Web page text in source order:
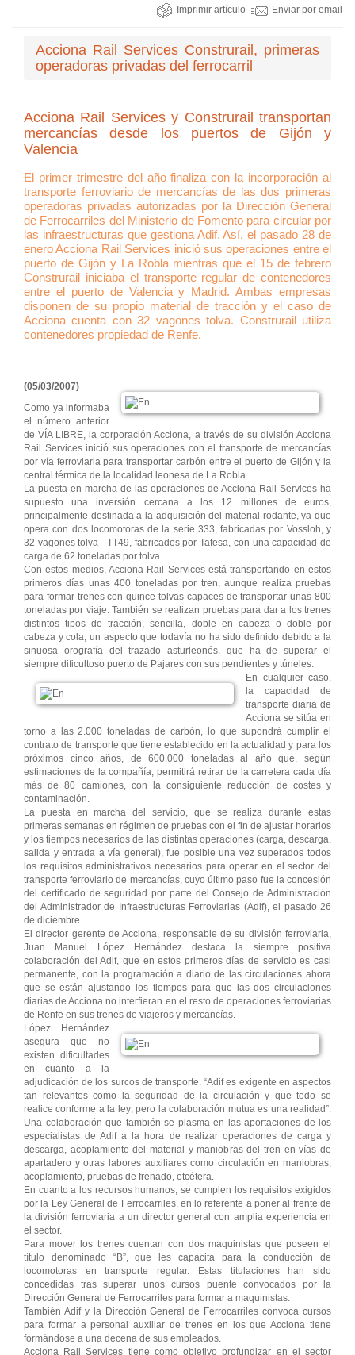
Imprimir artículo Enviar por email
Acciona Rail Services Construrail, primeras
operadoras privadas del ferrocarril
Acciona Rail Services y Construrail transportan
mercancías desde los puertos de Gijón y
Valencia
El primer trimestre del año finaliza con la incorporación al
transporte ferroviario de mercancías de las dos primeras
operadoras privadas autorizadas por la Dirección General
de Ferrocarriles del Ministerio de Fomento para circular por
las infraestructuras que gestiona Adif. Así, el pasado 28 de
enero Acciona Rail Services inició sus operaciones entre el
puerto de Gijón y La Robla mientras que el 15 de febrero
Construrail iniciaba el transporte regular de contenedores
entre el puerto de Valencia y Madrid. Ambas empresas
disponen de su propio material de tracción y el caso de
Acciona cuenta con 32 vagones tolva. Construrail utiliza
contenedores propiedad de Renfe.
(05/03/2007)
Como ya informaba
el número anterior
de VÍA LIBRE, la corporación Acciona, a través de su división Acciona
Rail Services inició sus operaciones con el transporte de mercancías
por vía ferroviaria para transportar carbón entre el puerto de Gijón y la
central térmica de la localidad leonesa de La Robla.
La puesta en marcha de las operaciones de Acciona Rail Services ha
supuesto una inversión cercana a los 12 millones de euros,
principalmente destinada a la adquisición del material rodante, ya que
opera con dos locomotoras de la serie 333, fabricadas por Vossloh, y
32 vagones tolva –TT49, fabricados por Tafesa, con una capacidad de
carga de 62 toneladas por tolva.
Con estos medios, Acciona Rail Services está transportando en estos
primeros días unas 400 toneladas por tren, aunque realiza pruebas
para formar trenes con quince tolvas capaces de transportar unas 800
toneladas por viaje. También se realizan pruebas para dar a los trenes
distintos tipos de tracción, sencilla, doble en cabeza o doble por
cabeza y cola, un aspecto que todavía no ha sido definido debido a la
sinuosa orografía del trazado asturleonés, que ha de superar el
siempre dificultoso puerto de Pajares con sus pendientes y túneles.
En cualquier caso,
la capacidad de
transporte diaria de
Acciona se sitúa en
torno a las 2.000 toneladas de carbón, lo que supondrá cumplir el
contrato de transporte que tiene establecido en la actualidad y para los
próximos cinco años, de 600.000 toneladas al año que, según
estimaciones de la compañía, permitirá retirar de la carretera cada día
más de 80 camiones, con la consiguiente reducción de costes y
contaminación.
La puesta en marcha del servicio, que se realiza durante estas
primeras semanas en régimen de pruebas con el fin de ajustar horarios
y los tiempos necesarios de las distintas operaciones (carga, descarga,
salida y entrada a vía general), fue posible una vez superados todos
los requisitos administrativos necesarios para operar en el sector del
transporte ferroviario de mercancías, cuyo último paso fue la concesión
del certificado de seguridad por parte del Consejo de Administración
del Administrador de Infraestructuras Ferroviarias (Adif), el pasado 26
de diciembre.
El director gerente de Acciona, responsable de su división ferroviaria,
Juan Manuel López Hernández destaca la siempre positiva
colaboración del Adif, que en estos primeros días de servicio es casi
permanente, con la programación a diario de las circulaciones ahora
que se están ajustando los tiempos para que las dos circulaciones
diarias de Acciona no interfieran en el resto de operaciones ferroviarias
de Renfe en sus trenes de viajeros y mercancías.
López Hernández
asegura que no
existen dificultades
en cuanto a la
adjudicación de los surcos de transporte. “Adif es exigente en aspectos
tan relevantes como la seguridad de la circulación y que todo se
realice conforme a la ley; pero la colaboración mutua es una realidad”.
Una colaboración que también se plasma en las aportaciones de los
especialistas de Adif a la hora de realizar operaciones de carga y
descarga, acoplamiento del material y maniobras del tren en vías de
apartadero y otras labores auxiliares como circulación en maniobras,
acoplamiento, pruebas de frenado, etcétera.
En cuanto a los recursos humanos, se cumplen los requisitos exigidos
por la Ley General de Ferrocarriles, en lo referente a poner al frente de
la división ferroviaria a un director general con amplia experiencia en
el sector.
Para mover los trenes cuentan con dos maquinistas que poseen el
título denominado “B”, que les capacita para la conducción de
locomotoras en transporte regular. Estas titulaciones han sido
concedidas tras superar unos cursos puente convocados por la
Dirección General de Ferrocarriles para formar a maquinistas.
También Adif y la Dirección General de Ferrocarriles convoca cursos
para formar a personal auxiliar de trenes en los que Acciona tiene
formándose a una decena de sus empleados.
Acciona Rail Services tiene como objetivo profundizar en el sector